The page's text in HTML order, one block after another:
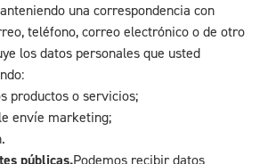
una correspondencia con
teléfono, correo electrónico o de otro
los datos personales que usted
productos o servicios;
envíe marketing;